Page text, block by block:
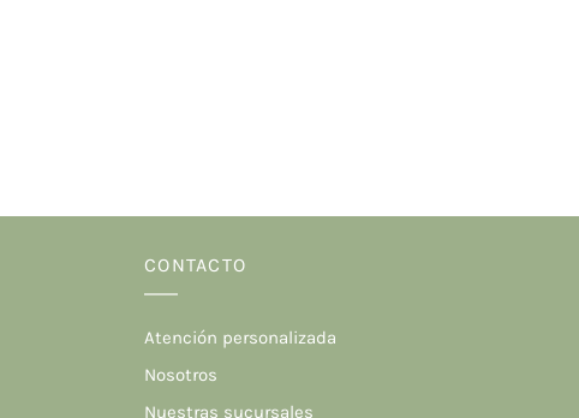
CONTACTO
Atención personalizada
Nosotros
Nuestras sucursales